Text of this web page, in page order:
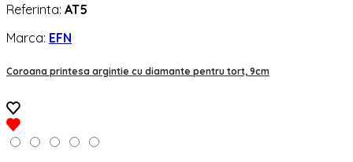
Referinta: AT5
Marca: EFN
Coroana printesa argintie cu diamante pentru tort, 9cm